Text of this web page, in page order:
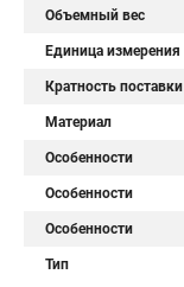
Объемный вес
Единица измерения
Кратность поставки
Материал
Особенности
Особенности
Особенности
Тип